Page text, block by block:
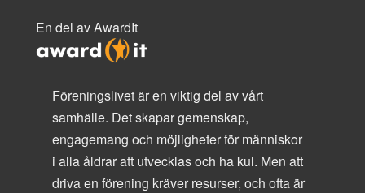
En del av AwardIt
Föreningslivet är en viktig del av vårt
samhälle. Det skapar gemenskap,
engagemang och möjligheter för människor
i alla åldrar att utvecklas och ha kul. Men att
driva en förening kräver resurser, och ofta är